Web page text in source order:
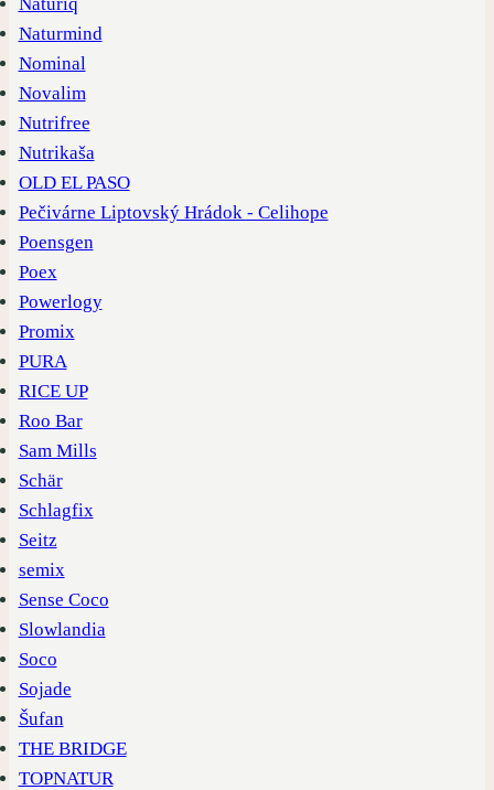
Naturmind
Nominal
Novalim
Nutrifree
Nutrikaša
OLD EL PASO
Pečivárne Liptovský Hrádok - Celihope
Poensgen
Poex
Powerlogy
Promix
PURA
RICE UP
Roo Bar
Sam Mills
Schär
Schlagfix
Seitz
semix
Sense Coco
Slowlandia
Soco
Sojade
Šufan
THE BRIDGE
TOPNATUR